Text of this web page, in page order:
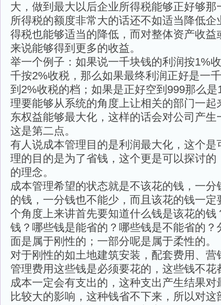
大，做到最大以后企业所得税能够正好够
所得税的额度非常大的话还不如适当降低
得税也能够适当的降低，而对整体资产收益
来说能够得到更多的收益。
举一个例子：如果说一千块钱的利润按1%
千按2%收税，那么如果最终利润正好是一
到2%收税的档；如果是正好空到999那么
理要能够从系统的角度上让相关的部门一起
东权益能够最大化，这样的话会对公司产
这是第二点。
有人说成本管理目的是利润最大化，这个是
理的目的是为了省钱，这个更是可以探讨的
的理念。
成本管理希望的状态就是不该花的钱，一
的钱，一分钱也不能少，而且该花的钱一
个角度上来讲首先要知道什么钱是该花的钱
钱？哪些钱是能省的？哪些钱是不能省的？
面是属于刚性的；一部分呢是属于柔性的。
对于刚性的如土地建筑安装，配套费用、营
管理费用这些钱是必须要花的，这些钱不花
成本一定会有支出的，这种支出产生结果
比较大的影响，这种钱省不下来，所以对